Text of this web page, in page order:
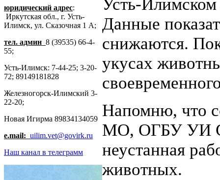
юридический адрес:
Иркутская обл., г. Усть-
Илимск, ул. Сказочная 1 А;
тел. админ 8 (39535) 66-4-
55;
Усть-Илимск: 7-44-25; 3-20-
72; 89149181828
Железногорск-Илимский 3-
22-20;
Новая Игирма 89834134059
e.mail: uilim.vet@govirk.ru
Наш канал в телеграмм
Усть-
Данные
снижаются.
укусах
Напомню, что
МО, ОГБУ УИ
неустанная
животных.